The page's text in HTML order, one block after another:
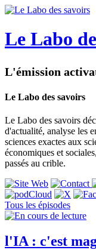
Le Labo
L'émission
Le Labo des savoirs
Le Labo des savoirs
d'actualité, analyse les
sciences exactes aux
économiques et
passés au crible.
Tous les épisodes
l'IA : c'est